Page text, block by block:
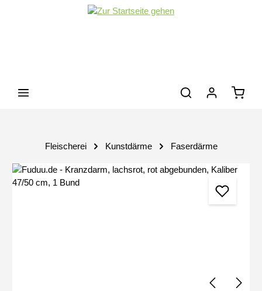
Zum Hauptinhalt springen
Fleischerei Kunstdärme Faserdärme
Bildergalerie überspringen